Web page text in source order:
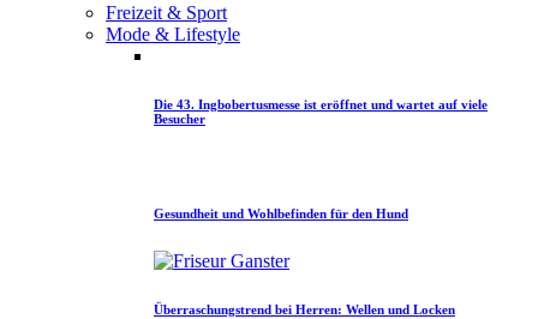
Freizeit & Sport
Mode & Lifestyle
Die 43. Ingbobertusmesse ist eröffnet und wartet auf viele
Besucher
Gesundheit und Wohlbefinden für den Hund
Überraschungstrend bei Herren: Wellen und Locken